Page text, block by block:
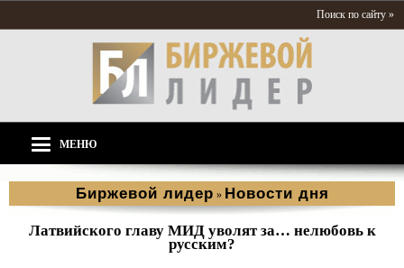
Поиск по сайту »
МЕНЮ
Биржевой лидер » Новости дня
Латвийского главу МИД уволят за… нелюбовь к
русским?